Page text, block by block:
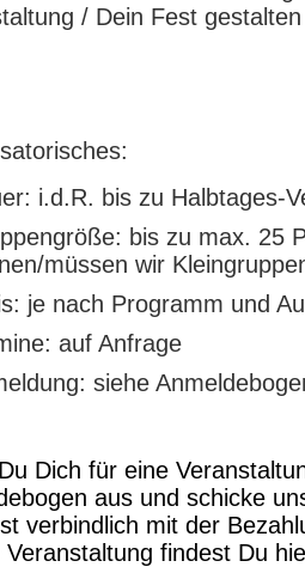
/ Dein Fest
i.d.R. bis zu Halbtages-
bis zu max. 25
müssen wir
je nach Programm und
auf Anfrage
siehe
Dich für eine
aus und schicke
verbindlich mit der
Veranstaltung findest Du